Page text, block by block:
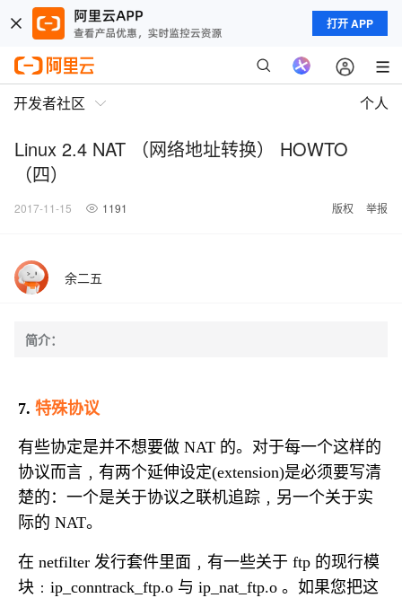
打开 APP
开发者社区 个人
Linux 2.4 NAT （网络地址转换） HOWTO
（四）
2017-11-15 1191 版权 举报
余二五
简介：
7. 特殊协议
有些协定是并不想要做 NAT 的。对于每一个这样的
协议而言﹐有两个延伸设定(extension)是必须要写清
楚的：一个是关于协议之联机追踪﹐另一个关于实
际的 NAT。
在 netfilter 发行套件里面﹐有一些关于 ftp 的现行模
块﹕ ip_conntrack_ftp.o 与 ip_nat_ftp.o 。如果您把这